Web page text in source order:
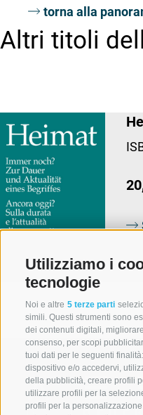
Utilizziamo i
tecnologie
Noi e altre 5 terze parti
simili. Questi strumenti sono
dei contenuti digitali,
consenso, per scopi
tuoi dati per le seguenti
dispositivo e/o accedervi,
della pubblicità, creare profili
utilizzare profili per la
profili per la
torna alla
Altri titoli